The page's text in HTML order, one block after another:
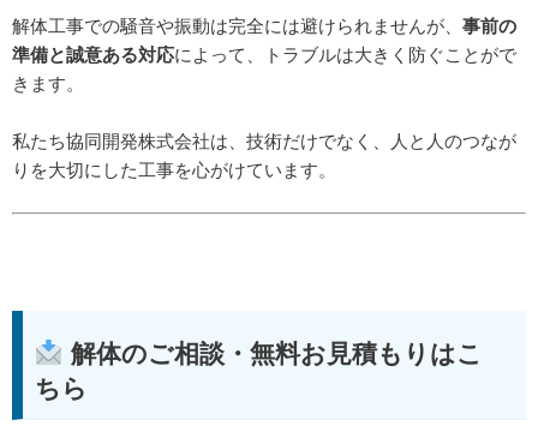
解体工事での騒音や振動は完全には避けられませんが、 事前の
準備と誠意ある対応によって、トラブルは大きく防ぐことがで
きます。
私たち協同開発株式会社は、技術だけでなく、人と人のつなが
りを大切にした工事を心がけています。
解体のご相談・無料お見積もりはこ
ちら